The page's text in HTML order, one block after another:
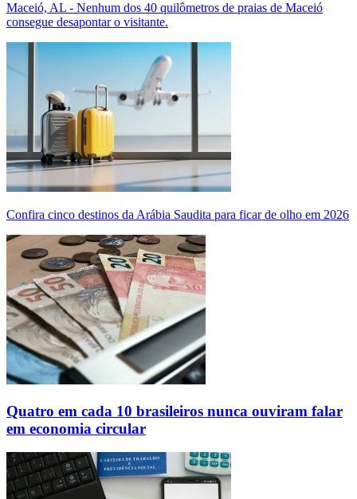
Maceió, AL - Nenhum dos 40 quilômetros de praias de Maceió
consegue desapontar o visitante.
Confira cinco destinos da Arábia Saudita para ficar de olho em 2026
Quatro em cada 10 brasileiros nunca ouviram falar
em economia circular